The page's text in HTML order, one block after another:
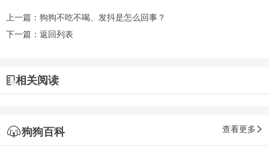
上一篇： 狗狗不吃不喝、发抖是怎么回事？
下一篇： 返回列表
相关阅读
狗狗百科 查看更多